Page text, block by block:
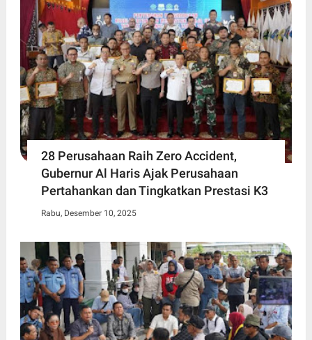
28 Perusahaan Raih Zero Accident,
Gubernur Al Haris Ajak Perusahaan
Pertahankan dan Tingkatkan Prestasi K3
Rabu, Desember 10, 2025